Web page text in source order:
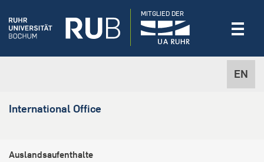
EN
MITGLIED DER
International Office
Auslandsaufenthalte